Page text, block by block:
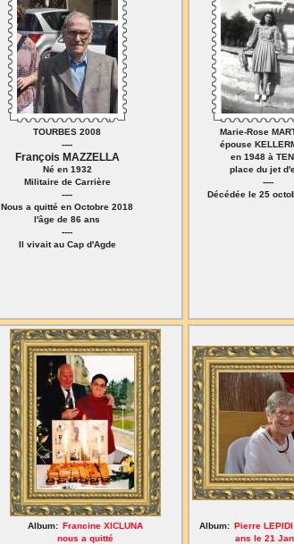
TOURBES 2008
----
François MAZZELLA
Né en 1932
Militaire de Carrière
----
Nous a quitté en Octobre 2018
l'âge de 86 ans
----
Il vivait au Cap d'Agde
Marie-Rose
épouse
en 1948 à
place du jet
----
Décédée le 25
Album: Francine XICLUNA
nous a quitté
Album: Pierre
ans le 21